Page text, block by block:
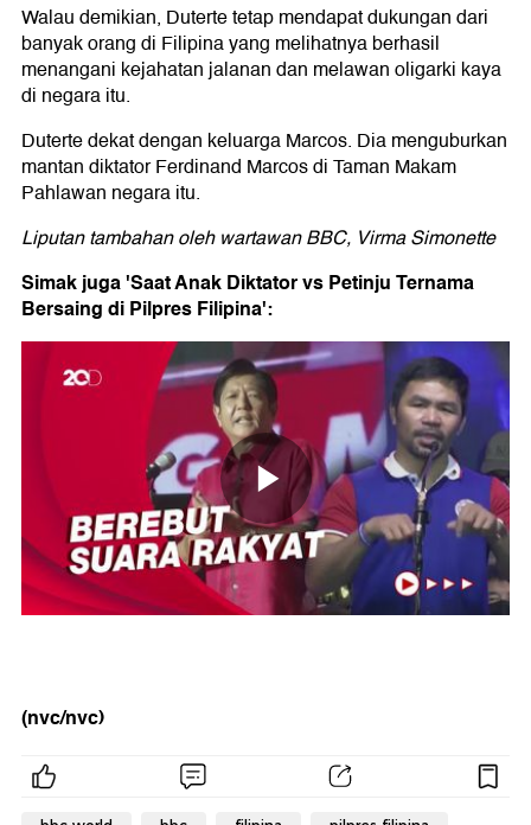
Walau demikian, Duterte tetap mendapat dukungan dari
banyak orang di Filipina yang melihatnya berhasil
menangani kejahatan jalanan dan melawan oligarki kaya
di negara itu.
Duterte dekat dengan keluarga Marcos. Dia menguburkan
mantan diktator Ferdinand Marcos di Taman Makam
Pahlawan negara itu.
Liputan tambahan oleh wartawan BBC, Virma Simonette
Simak juga 'Saat Anak Diktator vs Petinju Ternama
Bersaing di Pilpres Filipina':
(nvc/nvc)